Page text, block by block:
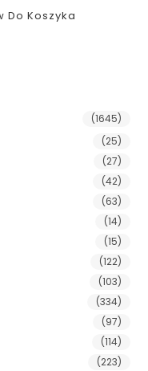
Do Koszyka
(1645)
(25)
(27)
(42)
(63)
(14)
(15)
(122)
(103)
(334)
(97)
(114)
(223)